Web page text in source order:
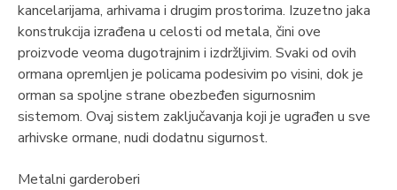
kancelarijama, arhivama i drugim prostorima. Izuzetno jaka
konstrukcija izrađena u celosti od metala, čini ove
proizvode veoma dugotrajnim i izdržljivim. Svaki od ovih
ormana opremljen je policama podesivim po visini, dok je
orman sa spoljne strane obezbeđen sigurnosnim
sistemom. Ovaj sistem zaključavanja koji je ugrađen u sve
arhivske ormane, nudi dodatnu sigurnost.
Metalni garderoberi